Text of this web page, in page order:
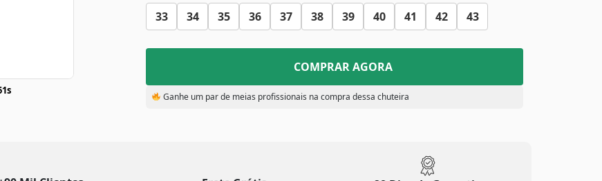
33 34 35 36 37 38 39 40 41 42 43
COMPRAR AGORA
Ganhe um par de meias profissionais na compra dessa chuteira